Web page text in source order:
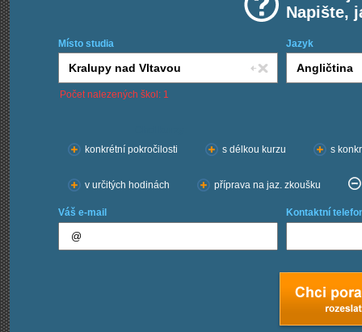
Napište,
Místo studia Jazyk
Počet nalezených škol: 1
konkrétní pokročilosti
s délkou kurzu s
v určitých hodinách příprava na jaz. zkoušku
Váš e-mail Kontaktní